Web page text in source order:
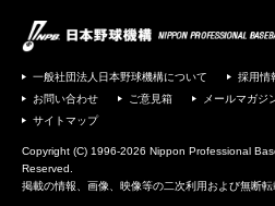
一般社団法人日本野球機構について 採用情
お問い合わせ
ご意見箱 メールマガジ
サイトマップ
Copyright (C) 1996-2026 Nippon Professional
Reserved.
掲載の情報、画像、映像等の二次利用および無断転